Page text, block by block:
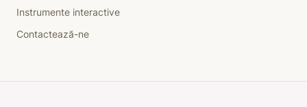
Instrumente interactive
Contactează-ne